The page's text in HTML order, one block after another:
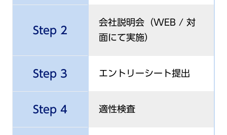
Step 2
会社説明会（WEB / 対
面にて実施）
Step 3 エントリーシート提出
Step 4 適性検査